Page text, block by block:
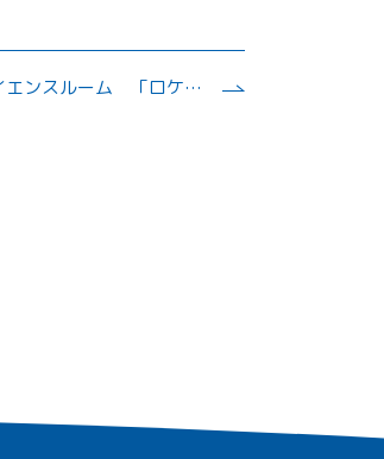
サイエンスルーム 「ロケットの飛翔」